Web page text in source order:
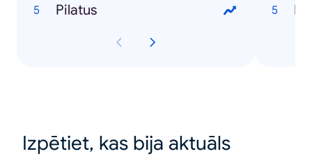
Pilatus
Izpētiet, kas bija aktuāls